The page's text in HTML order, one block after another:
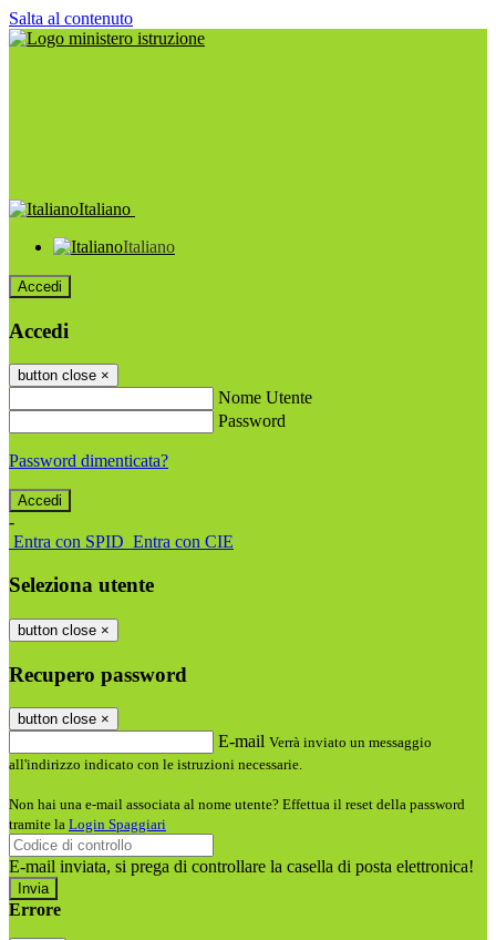
Salta al contenuto
Italiano
Italiano
Accedi
Accedi
button close ×
Nome Utente
Password
Password dimenticata?
-
Entra con SPID Entra con CIE
Seleziona utente
button close ×
Recupero password
button close ×
E-mail Verrà inviato un messaggio
all'indirizzo indicato con le istruzioni necessarie.
Non hai una e-mail associata al nome utente? Effettua il reset della password
tramite la Login Spaggiari
E-mail inviata, si prega di controllare la casella di posta elettronica!
Errore